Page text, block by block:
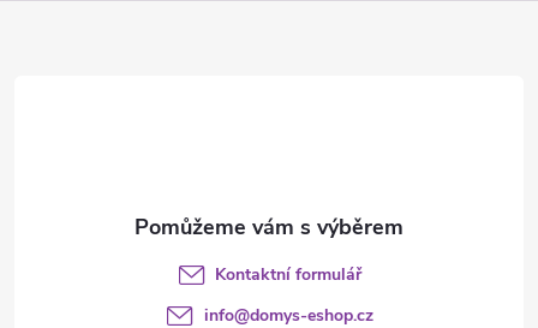
a
Kontaktní formulář
info@domys-eshop.cz